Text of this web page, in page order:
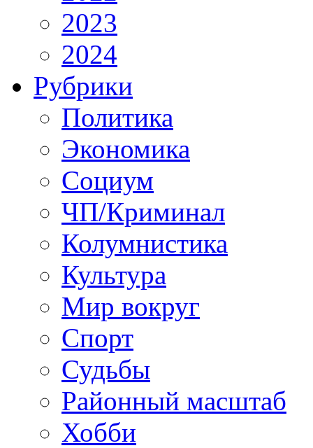
2023
2024
Рубрики
Политика
Экономика
Социум
ЧП/Криминал
Колумнистика
Культура
Мир вокруг
Спорт
Судьбы
Районный масштаб
Хобби